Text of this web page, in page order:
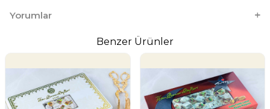
Yorumlar
Benzer Ürünler